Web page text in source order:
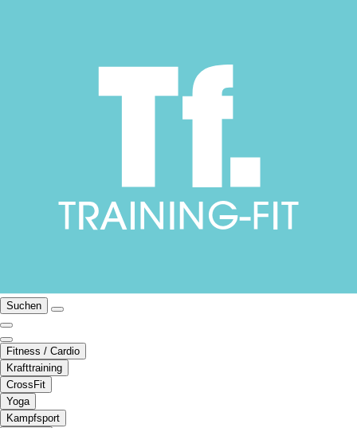
Suchen
Fitness / Cardio
Krafttraining
CrossFit
Yoga
Kampfsport